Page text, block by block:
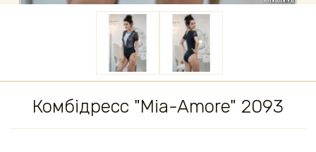
Комбідресс "Mia-Amore" 2093